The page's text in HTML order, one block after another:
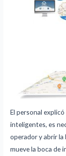
El personal
inteligentes, es
operador y abrir la
mueve la boca de